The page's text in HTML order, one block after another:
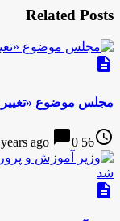
Related Posts
description
مجلس موضوع «تغییر
access_time
56 years ago
chat_bubble0
description